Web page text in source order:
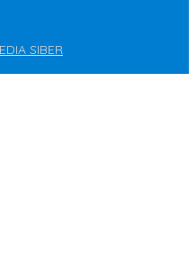
SIBER